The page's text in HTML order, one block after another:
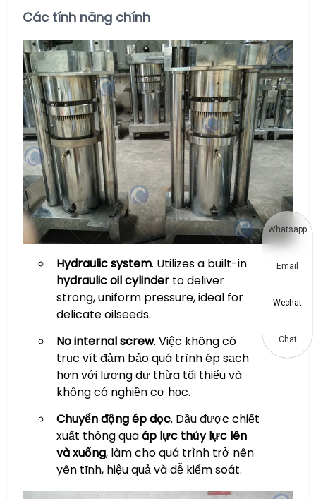
Các tính năng chính
Hydraulic system. Utilizes a built-in
hydraulic oil cylinderto deliver
strong, uniform pressure, ideal for
delicate oilseeds.
No internal screw. Việc không có
trục vít đảm bảo quá trình ép sạch
hơn với lượng dư thừa tối thiểu và
không có nghiền cơ học.
Chuyển động ép dọc. Dầu được chiết
xuất thông quaáp lực thủy lực lên
và xuống, làm cho quá trình trở nên
yên tĩnh, hiệu quả và dễ kiểm soát.
Whatsapp
Email
Wechat
Chat